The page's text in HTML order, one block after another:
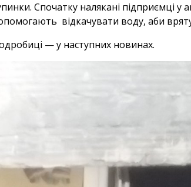
Спочатку налякані підприємці
відкачувати воду, аби
— у наступних новинах.